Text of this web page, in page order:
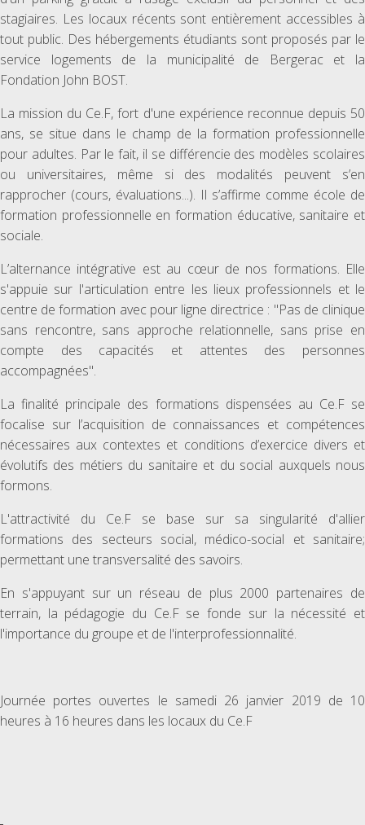
stagiaires. Les locaux récents sont entièrement accessibles à
tout public. Des hébergements étudiants sont proposés par le
service logements de la municipalité de Bergerac et la
Fondation John BOST.
La mission du Ce.F, fort d'une expérience reconnue depuis 50
ans, se situe dans le champ de la formation professionnelle
pour adultes. Par le fait, il se différencie des modèles scolaires
ou universitaires, même si des modalités peuvent s’en
rapprocher (cours, évaluations...). Il s’affirme comme école de
formation professionnelle en formation éducative, sanitaire et
sociale.
L’alternance intégrative est au cœur de nos formations. Elle
s'appuie sur l'articulation entre les lieux professionnels et le
centre de formation avec pour ligne directrice : "Pas de clinique
sans rencontre, sans approche relationnelle, sans prise en
compte des capacités et attentes des personnes
accompagnées".
La finalité principale des formations dispensées au Ce.F se
focalise sur l’acquisition de connaissances et compétences
nécessaires aux contextes et conditions d’exercice divers et
évolutifs des métiers du sanitaire et du social auxquels nous
formons.
L'attractivité du Ce.F se base sur sa singularité d'allier
formations des secteurs social, médico-social et sanitaire;
permettant une transversalité des savoirs.
En s'appuyant sur un réseau de plus 2000 partenaires de
terrain, la pédagogie du Ce.F se fonde sur la nécessité et
l'importance du groupe et de l'interprofessionnalité.
Journée portes ouvertes le samedi 26 janvier 2019 de 10
heures à 16 heures dans les locaux du Ce.F